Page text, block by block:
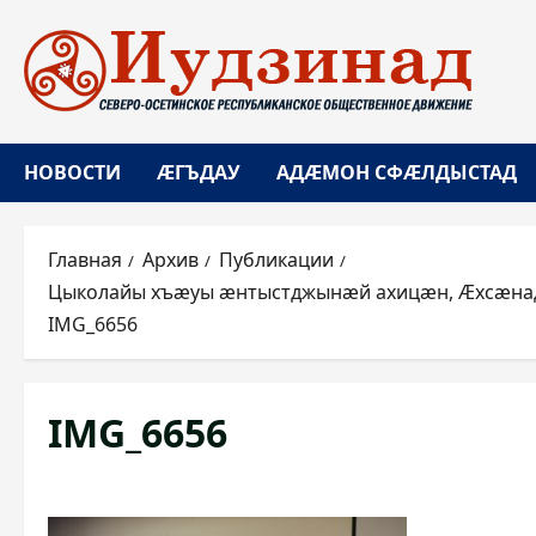
содержимому
НОВОСТИ ÆГЪДАУ АДÆМОН СФÆЛДЫСТАД
Главная Архив
Публикации
Цыколайы хъæуы æнтыстджынæй ахицæн,
IMG_6656
IMG_6656